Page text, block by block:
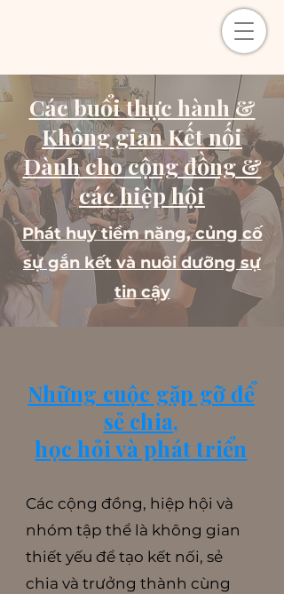
Các buổi thực hành &
Không gian Kết nối
Dành cho cộng đồng &
các hiệp hội
Phát huy tiềm năng, củng cố
sự gắn kết và nuôi dưỡng sự
tin cậy
Những cuộc gặp gỡ để
sẻ chia,
học hỏi và phát triển
Các cộng đồng, hiệp hội và
nhóm tập thể là không gian
thiết yếu để tạo kết nối, sẻ
chia và trưởng thành cùng